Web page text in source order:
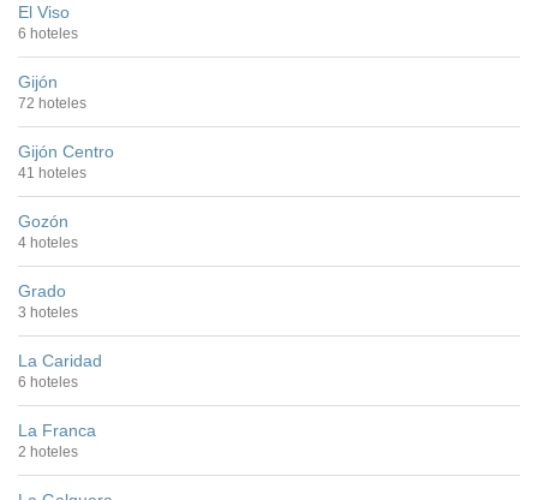
El Viso
6 hoteles
Gijón
72 hoteles
Gijón Centro
41 hoteles
Gozón
4 hoteles
Grado
3 hoteles
La Caridad
6 hoteles
La Franca
2 hoteles